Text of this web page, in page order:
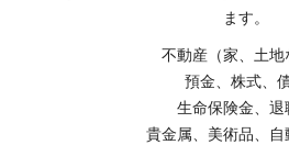
ます。
不動産（家、土地
預金、株式、
生命保険金、退
貴金属、美術品、